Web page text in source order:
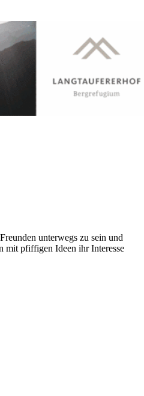
unterwegs zu sein und
mit pfiffigen Ideen ihr Interesse